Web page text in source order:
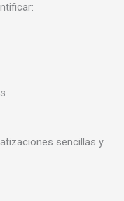
sencillas y